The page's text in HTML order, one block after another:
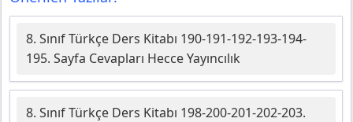
8. Sınıf Türkçe Ders Kitabı 190-191-192-193-194-
195. Sayfa Cevapları Hecce Yayıncılık
8. Sınıf Türkçe Ders Kitabı 198-200-201-202-203.